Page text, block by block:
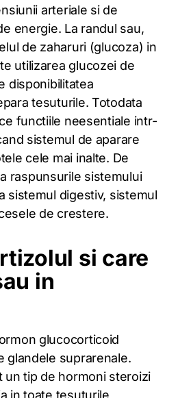
arteriale si de
energie. La randul sau,
de zaharuri (glucoza) in
utilizarea glucozei de
disponibilitatea
tesuturile. Totodata
functiile neesentiale intr-
sistemul de aparare
cele mai inalte. De
raspunsurile sistemului
sistemul digestiv, sistemul
de crestere.
si care
in
glucocorticoid
glandele suprarenale.
un tip de hormoni steroizi
in toate tesuturile